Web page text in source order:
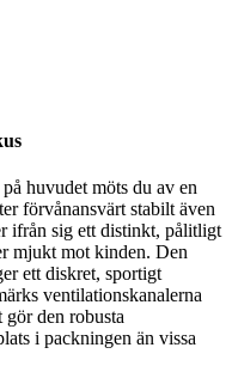
huvudet möts du av en
förvånansvärt stabilt även
ifrån sig ett distinkt, pålitligt
mjukt mot kinden. Den
ett diskret, sportigt
ventilationskanalerna
den robusta
i packningen än vissa